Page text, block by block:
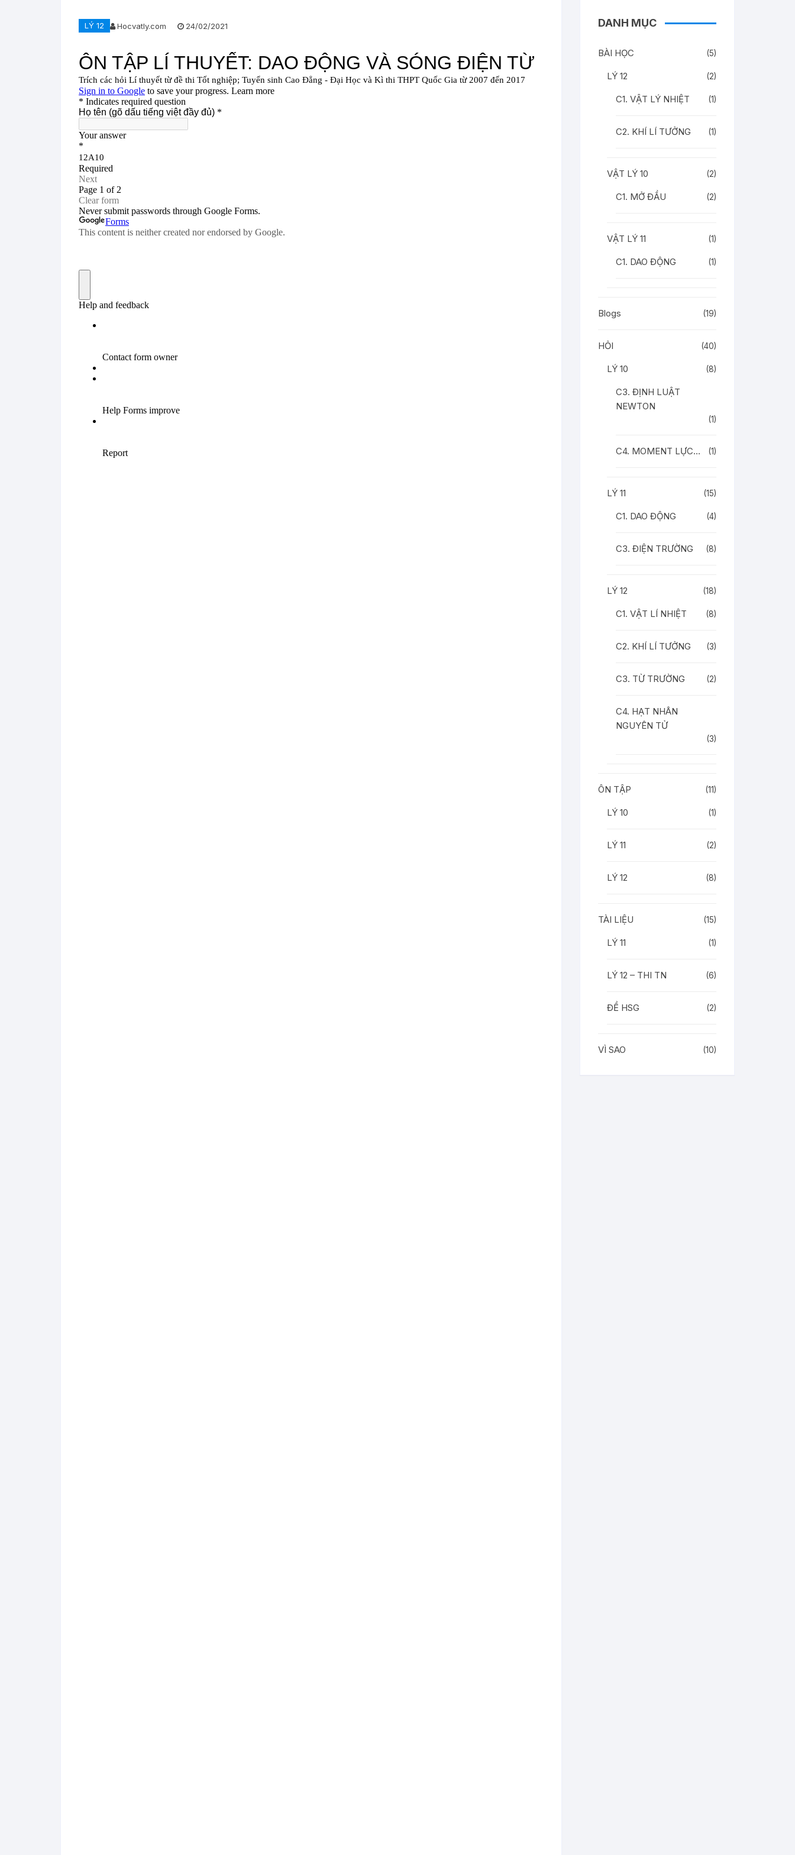
LÝ 12 Hocvatly.com 24/02/2021 DANH MỤC
BÀI HỌC (5)
LÝ 12 (2)
C1. VẬT LÝ NHIỆT (1)
C2. KHÍ LÍ TƯỞNG (1)
VẬT LÝ 10 (2)
C1. MỞ ĐẦU (2)
VẬT LÝ 11 (1)
C1. DAO ĐỘNG (1)
Blogs (19)
HỎI (40)
LÝ 10 (8)
C3. ĐỊNH LUẬT
NEWTON
(1)
C4. MOMENT LỰC… (1)
LÝ 11 (15)
C1. DAO ĐỘNG (4)
C3. ĐIỆN TRƯỜNG (8)
LÝ 12 (18)
C1. VẬT LÍ NHIỆT (8)
C2. KHÍ LÍ TƯỞNG (3)
C3. TỪ TRƯỜNG (2)
C4. HẠT NHÂN
NGUYÊN TỬ
(3)
ÔN TẬP (11)
LÝ 10 (1)
LÝ 11 (2)
LÝ 12 (8)
TÀI LIỆU (15)
LÝ 11 (1)
LÝ 12 – THI TN (6)
ĐỀ HSG (2)
VÌ SAO (10)